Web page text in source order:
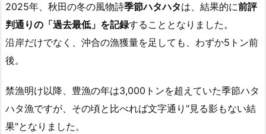
2025年、秋田の冬の風物詩季節ハタハタは、結果的に前評
判通りの「過去最低」を記録することとなりました。
沿岸だけでなく、沖合の漁獲量を足しても、わずか5トン前
後。
禁漁明け以降、豊漁の年は3,000トンを超えていた季節ハタ
ハタ漁ですが、その頃と比べれば文字通り"見る影もない結
果"となりました。